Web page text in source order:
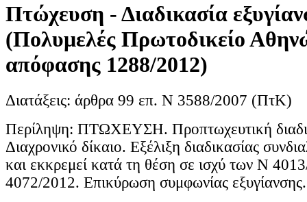
Πτώχευση - Διαδικασία
(Πολυμελές Πρωτοδικείο
απόφασης 1288/2012)
Διατάξεις: άρθρα 99 επ. Ν 3588/2007 (ΠτΚ)
Περίληψη: ΠΤΩΧΕΥΣΗ. Προπτωχευτική
Διαχρονικό δίκαιο. Εξέλιξη διαδικασίας
και εκκρεμεί κατά τη θέση σε ισχύ των Ν
4072/2012. Επικύρωση συμφωνίας εξυγίανσης.